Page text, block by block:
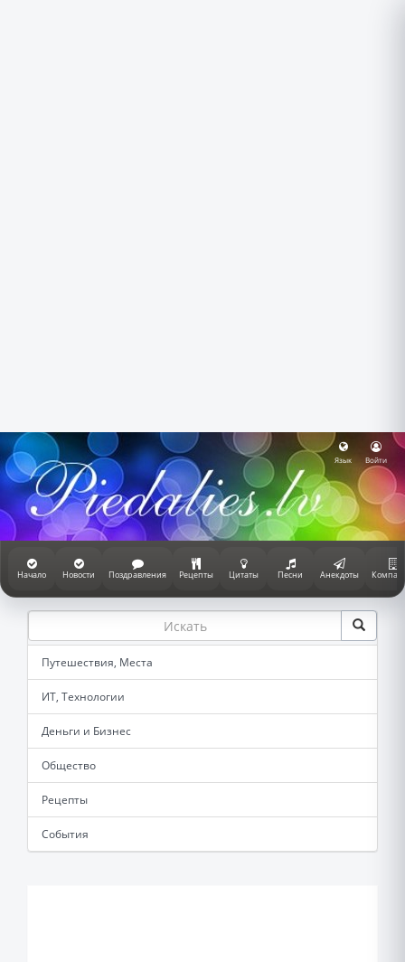
Язык Войти
Начало Новости Поздравления Рецепты Цитаты Песни Анекдоты
Путешествия, Места
ИТ, Технологии
Деньги и Бизнес
Общество
Рецепты
События